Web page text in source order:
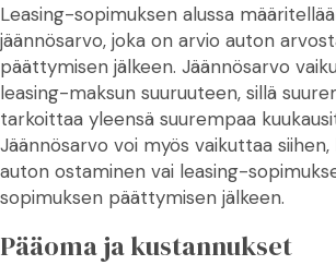
Leasing-sopimuksen alussa
jäännösarvo, joka on arvio auton
päättymisen jälkeen. Jäännösarvo
leasing-maksun suuruuteen, sillä
tarkoittaa yleensä suurempaa
Jäännösarvo voi myös vaikuttaa
auton ostaminen vai leasing-
sopimuksen päättymisen jälkeen.
Pääoma ja kustannukset